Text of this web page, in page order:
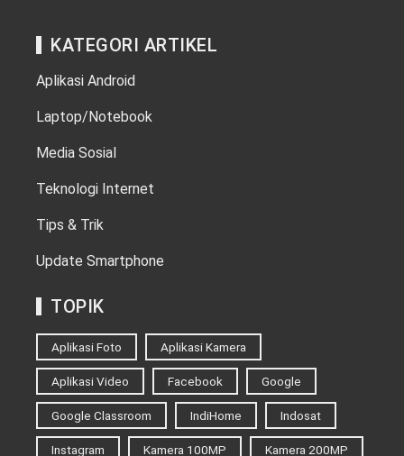
KATEGORI ARTIKEL
Aplikasi Android
Laptop/Notebook
Media Sosial
Teknologi Internet
Tips & Trik
Update Smartphone
TOPIK
Aplikasi Foto Aplikasi Kamera
Aplikasi Video Facebook Google
Google Classroom IndiHome Indosat
Instagram Kamera 100MP Kamera 200MP